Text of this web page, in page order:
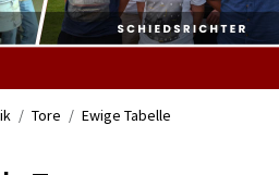
Tore
Ewige Tabelle